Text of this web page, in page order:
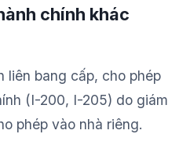
chính khác
liên bang cấp, cho phép
(I-200, I-205) do giám
phép vào nhà riêng.